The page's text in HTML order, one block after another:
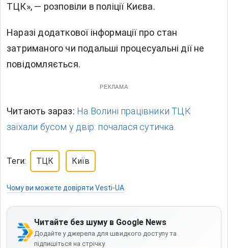
ТЦК», — розповіли в поліції Києва.
Наразі додаткової інформації про стан
затриманого чи подальші процесуальні дії не
повідомляється.
РЕКЛАМА
Читають зараз: На Волині працівники ТЦК
заїхали бусом у двір: почалася сутичка.
Теги: ТЦК Київ
Чому ви можете довіряти Vesti-UA
Читайте без шуму в Google News
Додайте у джерела для швидкого доступу та
підпишіться на стрічку